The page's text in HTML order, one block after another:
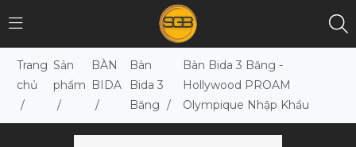
Trang
chủ
/
Sản
phẩm
/
BÀN
BIDA
/
Bàn
Bida 3
Băng /
Bàn Bida 3 Băng -
Hollywood PROAM
Olympique Nhập Khẩu